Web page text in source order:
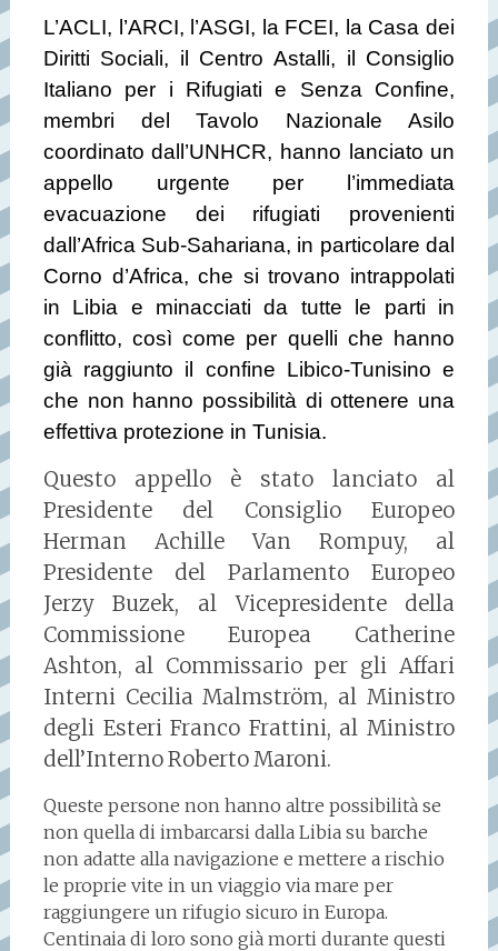
L’ACLI, l’ARCI, l’ASGI, la FCEI, la Casa dei
Diritti Sociali, il Centro Astalli, il Consiglio
Italiano per i Rifugiati e Senza Confine,
membri del Tavolo Nazionale Asilo
coordinato dall’UNHCR, hanno lanciato un
appello urgente per l’immediata
evacuazione dei rifugiati provenienti
dall’Africa Sub-Sahariana, in particolare dal
Corno d’Africa, che si trovano intrappolati
in Libia e minacciati da tutte le parti in
conflitto, così come per quelli che hanno
già raggiunto il confine Libico-Tunisino e
che non hanno possibilità di ottenere una
effettiva protezione in Tunisia.
Questo appello è stato lanciato al
Presidente del Consiglio Europeo
Herman Achille Van Rompuy, al
Presidente del Parlamento Europeo
Jerzy Buzek, al Vicepresidente della
Commissione Europea Catherine
Ashton, al Commissario per gli Affari
Interni Cecilia Malmström, al Ministro
degli Esteri Franco Frattini, al Ministro
dell’Interno Roberto Maroni.
Queste persone non hanno altre possibilità se
non quella di imbarcarsi dalla Libia su barche
non adatte alla navigazione e mettere a rischio
le proprie vite in un viaggio via mare per
raggiungere un rifugio sicuro in Europa.
Centinaia di loro sono già morti durante questi